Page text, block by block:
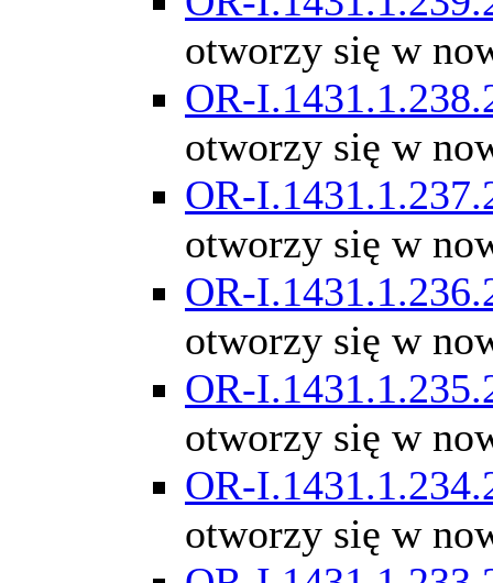
otworzy się w
OR-
otworzy się w
OR-
otworzy się w
OR-
otworzy się w
OR-
otworzy się w
OR-
otworzy się w